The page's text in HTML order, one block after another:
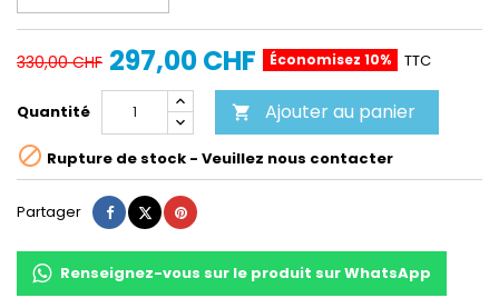
330,00 CHF 297,00 CHF Économisez 10% TTC
Quantité  Ajouter au panier
 Rupture de stock - Veuillez nous contacter
Partager Partager
TweetPinterest
Renseignez-vous sur le produit sur WhatsApp